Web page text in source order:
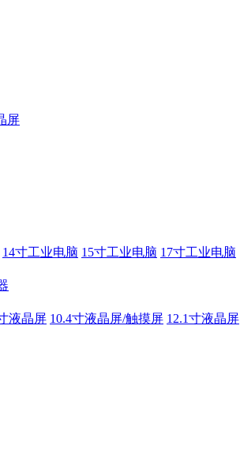
屏
14寸工业电脑 15寸工业电脑 17寸工业电脑
液晶屏 10.4寸液晶屏/触摸屏 12.1寸液晶屏